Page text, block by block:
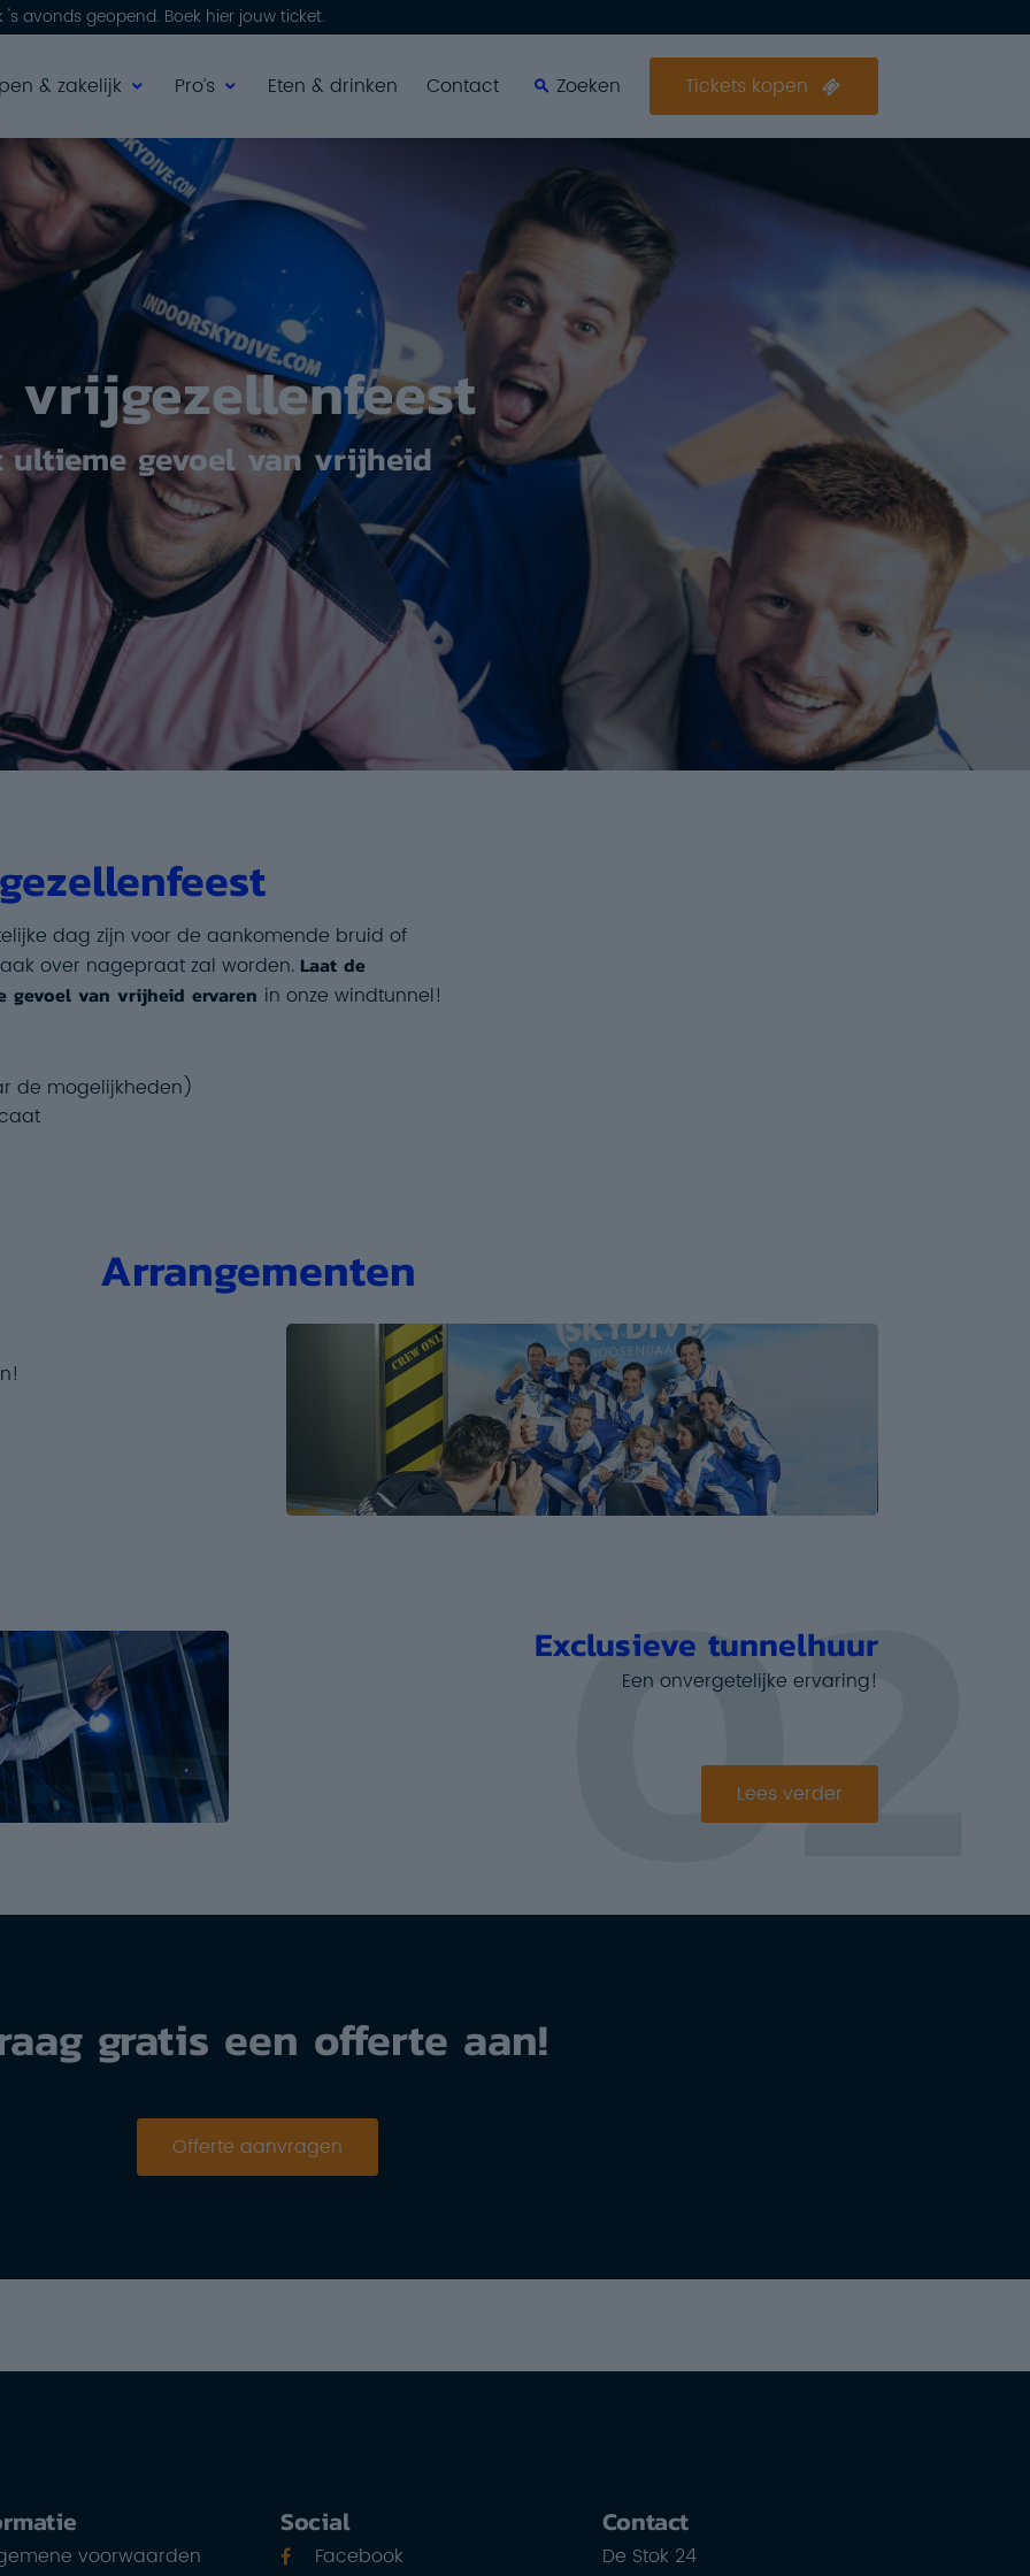
avonds geopend. Boek hier jouw ticket.
Coaching
Get Your Wings Night
Events
& zakelijk Pro’s Eten & drinken Contact Zoeken Tickets kopen
ultieme gevoel van vrijheid
dag zijn voor de aankomende bruid of
over nagepraat zal worden. Laat de
gevoel van vrijheid ervaren in onze windtunnel!
de mogelijkheden)
Arrangementen
02
Exclusieve tunnelhuur
Een onvergetelijke ervaring!
Lees verder
gratis een offerte aan!
Offerte aanvragen
voorwaarden
Social
Facebook
Contact
De Stok 24